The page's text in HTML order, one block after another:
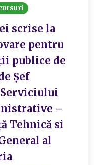
scrise la
pentru
publice de
Șef
–
Tehnică si
al